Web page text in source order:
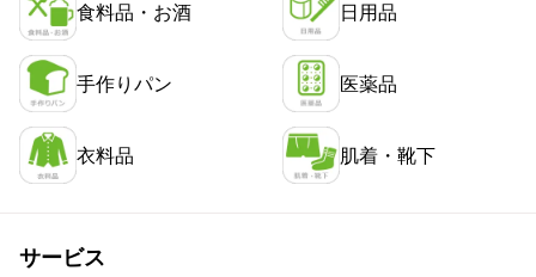
食料品・お酒 日用品
手作りパン 医薬品
衣料品 肌着・靴下
サービス